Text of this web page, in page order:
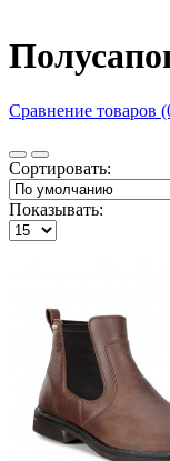
Сравнение товаров
Сортировать:
Показывать: